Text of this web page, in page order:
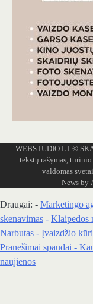
WEBSTUDIO.LT ©
tekstų rašymas,
valdomas
News by
Draugai: - Marketingo
skenavimas - Klaipedos
Narbutas - Įvaizdžio
Pranešimai spaudai -
naujienos